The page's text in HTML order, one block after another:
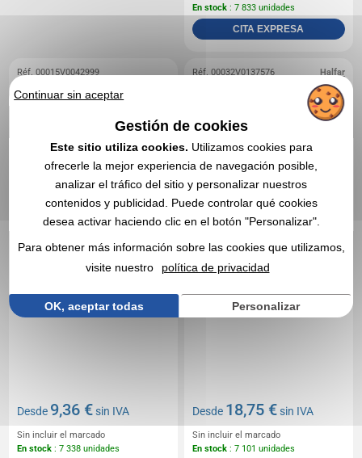
En stock : 7 833 unidades
CITA EXPRESA
Réf. 00015V0042999
Maletín con solapa de Ki-
Desde 9,36 €sin IVA
Sin incluir el marcado
En stock : 7 338 unidades
Halfar
Réf. 00032V0137576
Bolsa - HALFAR SYSTEM
Desde 18,75 €sin IVA
Sin incluir el marcado
En stock : 7 101 unidades
Continuar sin aceptar
Gestión de cookies
Este sitio utiliza cookies. Utilizamos cookies para
ofrecerle la mejor experiencia de navegación posible,
analizar el tráfico del sitio y personalizar nuestros
contenidos y publicidad. Puede controlar qué cookies
desea activar haciendo clic en el botón "Personalizar".
Para obtener más información sobre las cookies que utilizamos,
visite nuestro
política de privacidad
OK, aceptar todas Personalizar